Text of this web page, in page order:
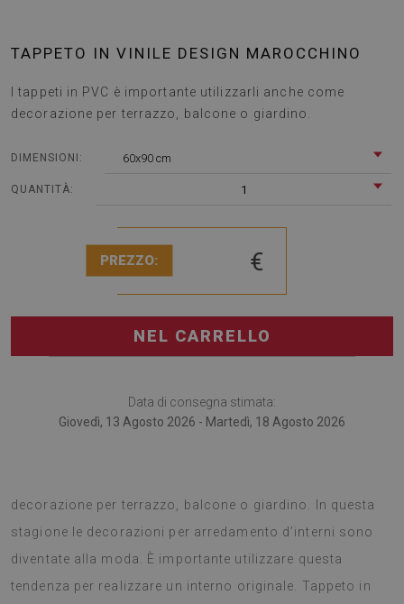
TAPPETO IN VINILE DESIGN MAROCCHINO
I tappeti in PVC è importante utilizzarli anche come
decorazione per terrazzo, balcone o giardino.
DIMENSIONI: 60x90 cm
QUANTITÀ: 1
PREZZO: €
NEL CARRELLO
Data di consegna stimata:
Giovedì, 13 Agosto 2026 - Martedì, 18 Agosto 2026
decorazione per terrazzo, balcone o giardino. In questa
stagione le decorazioni per arredamento d’interni sono
diventate alla moda. È importante utilizzare questa
tendenza per realizzare un interno originale. Tappeto in